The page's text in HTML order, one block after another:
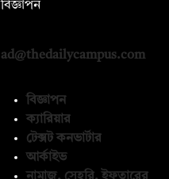
বিজ্ঞাপন
ad@thedailycampus.com
বিজ্ঞাপন
ক্যারিয়ার
টেক্সট কনভার্টার
আর্কাইভ
নামাজ, সেহরি, ইফতারের